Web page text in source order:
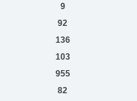
9
92
136
103
955
82